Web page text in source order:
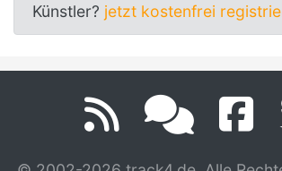
Künstler? jetzt kostenfrei